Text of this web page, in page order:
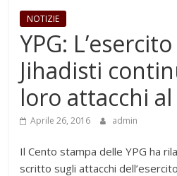
NOTIZIE
YPG:
Jihadisti
loro attacchi al
Aprile 26, 2016 admin
Il Cento stampa delle YPG ha
scritto sugli attacchi